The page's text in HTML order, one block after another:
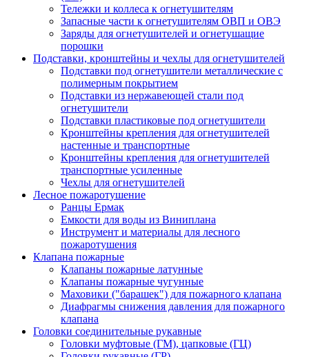
Тележки и коллеса к огнетушителям
Запасные части к огнетушителям ОВП и ОВЭ
Заряды для огнетушителей и огнетушащие
порошки
Подставки, кронштейны и чехлы для огнетушителей
Подставки под огнетушители металлические с
полимерным покрытием
Подставки из нержавеющей стали под
огнетушители
Подставки пластиковые под огнетушители
Кронштейны крепления для огнетушителей
настенные и транспортные
Кронштейны крепления для огнетушителей
транспортные усиленные
Чехлы для огнетушителей
Лесное пожаротушение
Ранцы Ермак
Емкости для воды из Виниплана
Инструмент и материалы для лесного
пожаротушения
Клапана пожарные
Клапаны пожарные латунные
Клапаны пожарные чугунные
Маховики ("барашек") для пожарного клапана
Диафрагмы снижения давления для пожарного
клапана
Головки соединительные рукавные
Головки муфтовые (ГМ), цапковые (ГЦ)